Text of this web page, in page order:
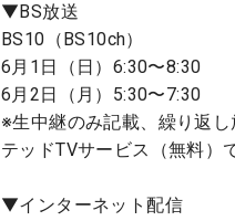
▼BS放送
BS10（BS10ch）
6月1日（日）6:30〜8:30
6月2日（月）5:30〜7:30
※生中継のみ記載、繰り返
テッドTVサービス（無料）
▼インターネット配信